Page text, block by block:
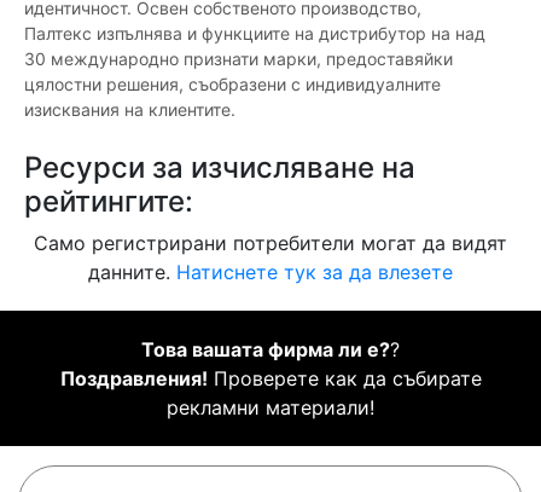
идентичност. Освен собственото производство,
Палтекс изпълнява и функциите на дистрибутор на над
30 международно признати марки, предоставяйки
цялостни решения, съобразени с индивидуалните
изисквания на клиентите.
Ресурси за изчисляване на
рейтингите:
Само регистрирани потребители могат да видят
данните. Натиснете тук за да влезете
Това вашата фирма ли е??
Поздравления! Проверете как да събирате
рекламни материали!